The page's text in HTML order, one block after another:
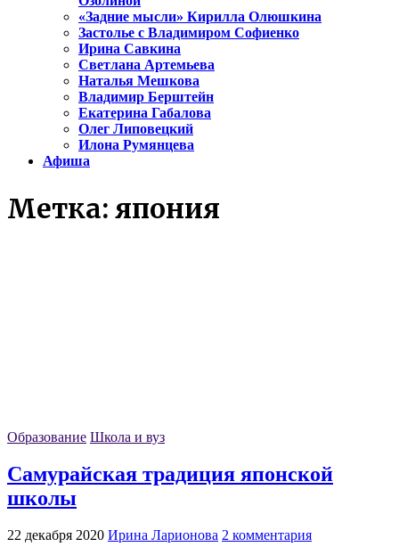
«Задние мысли» Кирилла Олюшкина
Застолье с Владимиром Софиенко
Ирина Савкина
Светлана Артемьева
Наталья Мешкова
Владимир Берштейн
Екатерина Габалова
Олег Липовецкий
Илона Румянцева
Афиша
Метка: япония
Образование Школа и вуз
Самурайская традиция японской
школы
22 декабря 2020 Ирина Ларионова 2 комментария